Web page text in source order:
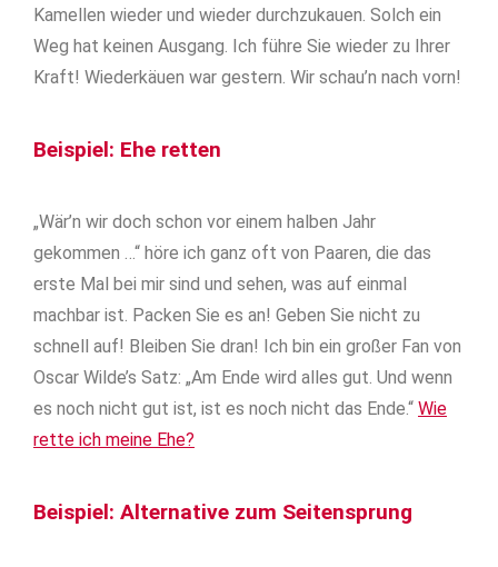
Kamellen wieder und wieder durchzukauen. Solch ein
Weg hat keinen Ausgang. Ich führe Sie wieder zu Ihrer
Kraft! Wiederkäuen war gestern. Wir schau’n nach vorn!
Beispiel: Ehe retten
„Wär’n wir doch schon vor einem halben Jahr
gekommen …“ höre ich ganz oft von Paaren, die das
erste Mal bei mir sind und sehen, was auf einmal
machbar ist. Packen Sie es an! Geben Sie nicht zu
schnell auf! Bleiben Sie dran! Ich bin ein großer Fan von
Oscar Wilde’s Satz: „Am Ende wird alles gut. Und wenn
es noch nicht gut ist, ist es noch nicht das Ende.“ Wie
rette ich meine Ehe?
Beispiel: Alternative zum Seitensprung